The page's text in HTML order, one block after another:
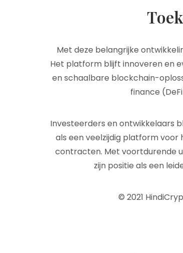
Met deze belangrijke
Het platform blijft innoveren en
en schaalbare blockchain-
finance
Investeerders en ontwikkelaars
als een veelzijdig platform
contracten. Met voortdurende
zijn positie als een
© 2021